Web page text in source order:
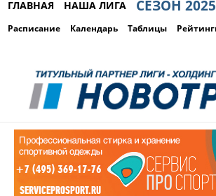
ГЛАВНАЯ НАША ЛИГА СЕЗОН
Расписание Календарь Таблицы